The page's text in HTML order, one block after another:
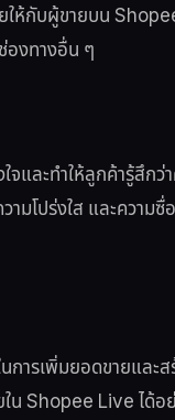
ห้กับผู้ขายบน Shopee
องทางอื่น ๆ
และทำให้ลูกค้ารู้สึกว่
มโปร่งใส และความซื่
การเพิ่มยอดขายแล
Shopee Live ได้อ